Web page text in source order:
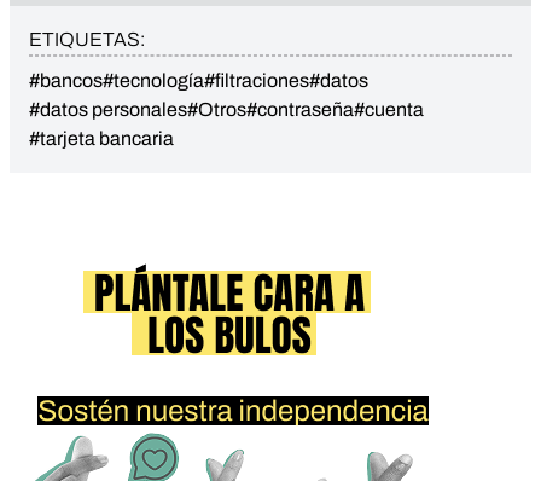
ETIQUETAS:
#bancos#tecnología#filtraciones#datos
#datos personales#Otros#contraseña#cuenta
#tarjeta bancaria